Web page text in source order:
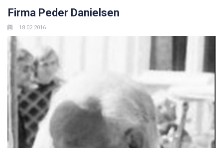
Firma Peder Danielsen
18.02.2016